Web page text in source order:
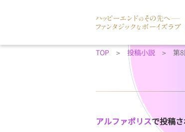
TOP 投稿小説 第
アルファポリスで投稿